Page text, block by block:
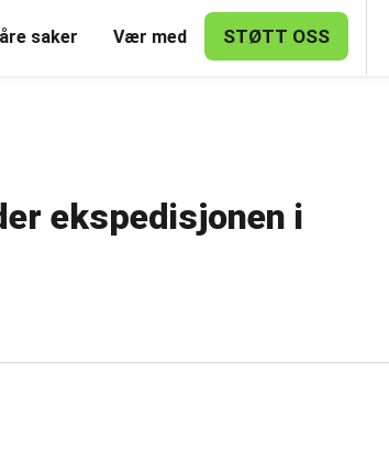
saker Vær med STØTT OSS
ekspedisjonen i